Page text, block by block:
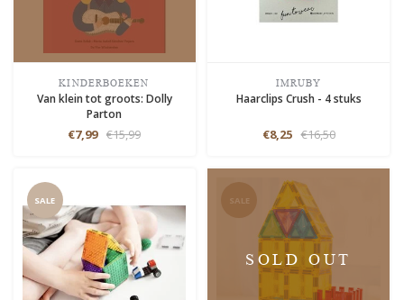
KINDERBOEKEN
Van klein tot groots: Dolly
Parton
€7,99 €15,99
IMRUBY
Haarclips Crush - 4 stuks
€8,25 €16,50
SALE SALE
SOLD OUT